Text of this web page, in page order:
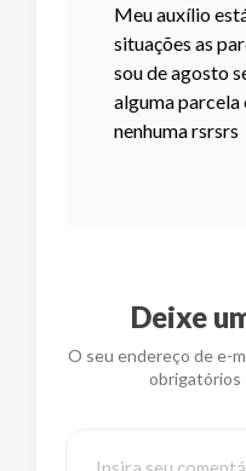
Meu auxílio
situações as
sou de agosto
alguma parcela
nenhuma rsrsrs
Deixe
O seu endereço de e-
obrigatórios